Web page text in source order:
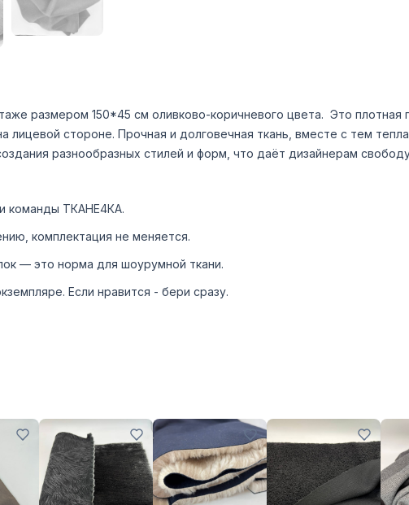
размером 150*45 см оливково-коричневого цвета. Это плотная
лицевой стороне. Прочная и долговечная ткань, вместе с тем
разнообразных стилей и форм, что даёт дизайнерам
команды ТКАНЕ4КА.
комплектация не меняется.
— это норма для шоурумной ткани.
Если нравится - бери сразу.